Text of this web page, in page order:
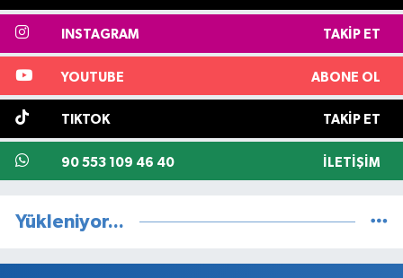
INSTAGRAM TAKIP ET
YOUTUBE ABONE OL
TIKTOK TAKIP ET
90 553 109 46 40 İLETIŞIM
Yükleniyor...